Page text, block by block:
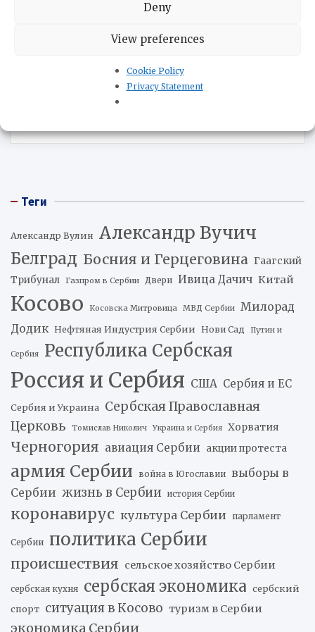
Deny
View preferences
Cookie Policy
Privacy Statement
Соборность, единство и идентичность в центре
Теги
Александр Вулин Александр Вучич
Белград Босния и Герцеговина Гаагский
Трибунал Газпром в Сербии Двери Ивица Дачич Китай
Косово Косовска Митровица МВД Сербии
Милорад
Додик Нефтяная Индустрия Сербии Нови Сад Путин и
Сербия Республика Сербская
Россия и Сербия США Сербия и ЕС
Сербия и Украина Сербская Православная
Церковь
Томислав Николич Украина и Сербия Хорватия
Черногория авиация Сербии акции протеста
армия Сербии война в Югославии
выборы в
Сербии жизнь в Сербии история Сербии
коронавирус культура Сербии парламент
Сербии политика Сербии
происшествия сельское хозяйство Сербии
сербская кухня сербская экономика сербский
спорт ситуация в Косово туризм в Сербии
экономика Сербии